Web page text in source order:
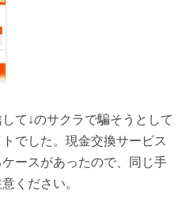
て↓のサクラで騙そうとして
でした。現金交換サービス
ースがあったので、同じ手
ください。